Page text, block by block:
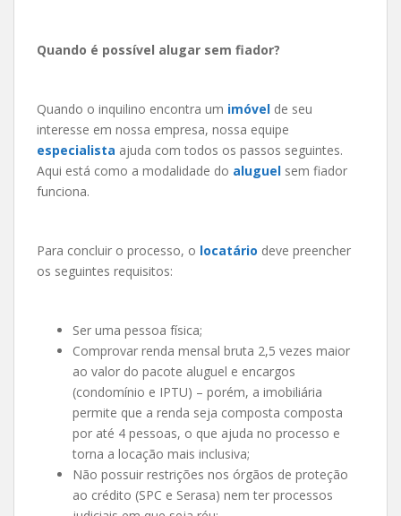
Quando é possível alugar sem fiador?
Quando o inquilino encontra um imóvel de seu
interesse em nossa empresa, nossa equipe
especialista ajuda com todos os passos seguintes.
Aqui está como a modalidade do aluguel sem fiador
funciona.
Para concluir o processo, o locatário deve preencher
os seguintes requisitos:
Ser uma pessoa física;
Comprovar renda mensal bruta 2,5 vezes maior
ao valor do pacote aluguel e encargos
(condomínio e IPTU) – porém, a imobiliária
permite que a renda seja composta composta
por até 4 pessoas, o que ajuda no processo e
torna a locação mais inclusiva;
Não possuir restrições nos órgãos de proteção
ao crédito (SPC e Serasa) nem ter processos